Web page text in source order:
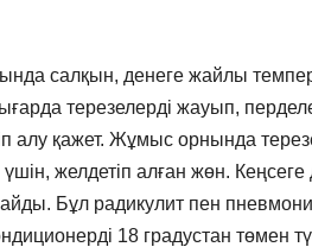
салқын, денеге жайлы
терезелерді жауып,
алу қажет. Жұмыс орнында
үшін, желдетіп алған жөн.
Бұл радикулит пен
18 градустан төмен